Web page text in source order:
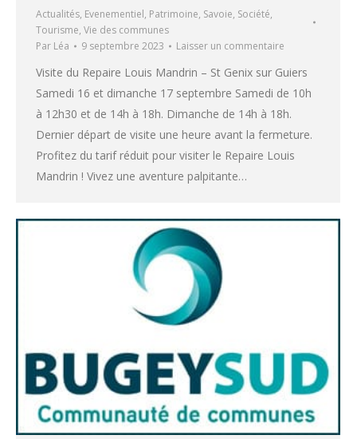
Actualités, Evenementiel, Patrimoine, Savoie, Société,
Tourisme, Vie des communes
Par Léa 9 septembre 2023 Laisser un commentaire
Visite du Repaire Louis Mandrin – St Genix sur Guiers
Samedi 16 et dimanche 17 septembre Samedi de 10h
à 12h30 et de 14h à 18h. Dimanche de 14h à 18h.
Dernier départ de visite une heure avant la fermeture.
Profitez du tarif réduit pour visiter le Repaire Louis
Mandrin ! Vivez une aventure palpitante…